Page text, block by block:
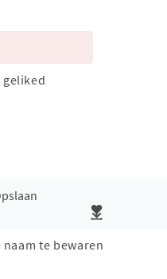
geliked
naam te bewaren